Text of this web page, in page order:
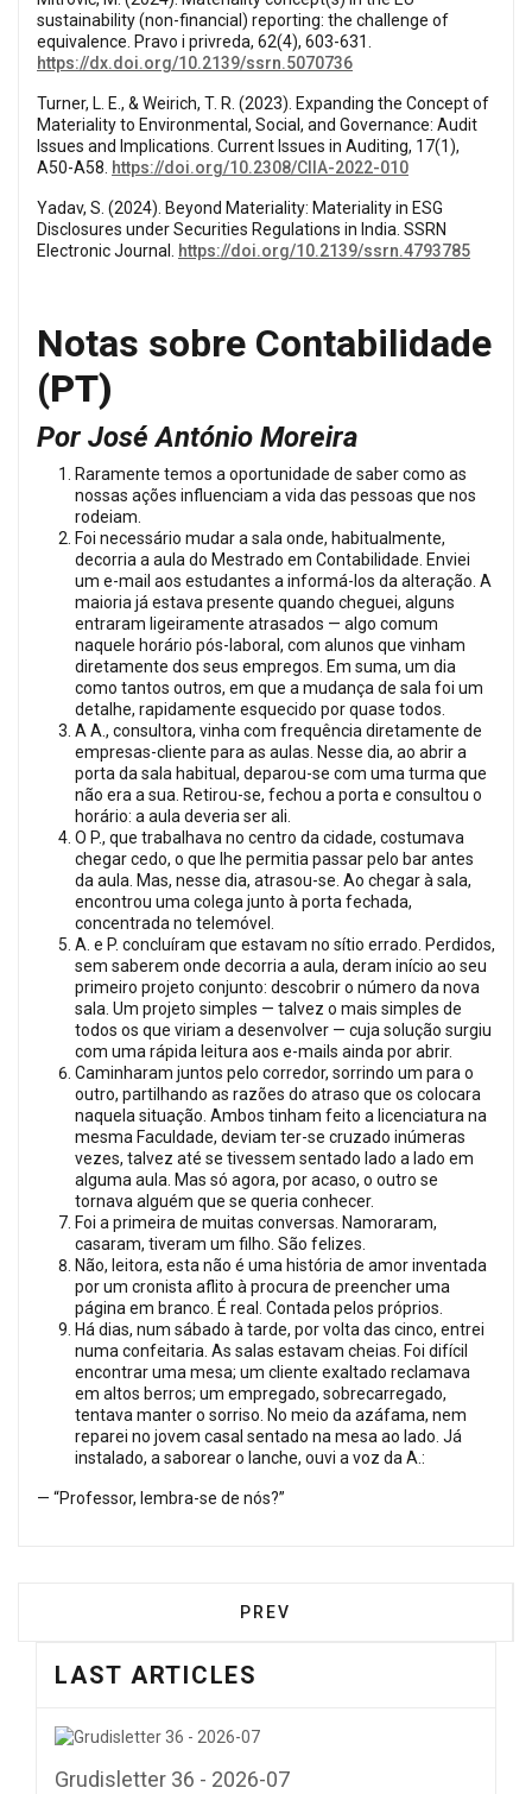
sustainability (non-financial) reporting: the challenge of
equivalence. Pravo i privreda, 62(4), 603-631.
https://dx.doi.org/10.2139/ssrn.5070736
Turner, L. E., & Weirich, T. R. (2023). Expanding the Concept of
Materiality to Environmental, Social, and Governance: Audit
Issues and Implications. Current Issues in Auditing, 17(1),
A50-A58. https://doi.org/10.2308/CIIA-2022-010
Yadav, S. (2024). Beyond Materiality: Materiality in ESG
Disclosures under Securities Regulations in India. SSRN
Electronic Journal. https://doi.org/10.2139/ssrn.4793785
Notas sobre Contabilidade
(PT)
Por José António Moreira
Raramente temos a oportunidade de saber como as
nossas ações influenciam a vida das pessoas que nos
rodeiam.
Foi necessário mudar a sala onde, habitualmente,
decorria a aula do Mestrado em Contabilidade. Enviei
um e-mail aos estudantes a informá-los da alteração. A
maioria já estava presente quando cheguei, alguns
entraram ligeiramente atrasados — algo comum
naquele horário pós-laboral, com alunos que vinham
diretamente dos seus empregos. Em suma, um dia
como tantos outros, em que a mudança de sala foi um
detalhe, rapidamente esquecido por quase todos.
A A., consultora, vinha com frequência diretamente de
empresas-cliente para as aulas. Nesse dia, ao abrir a
porta da sala habitual, deparou-se com uma turma que
não era a sua. Retirou-se, fechou a porta e consultou o
horário: a aula deveria ser ali.
O P., que trabalhava no centro da cidade, costumava
chegar cedo, o que lhe permitia passar pelo bar antes
da aula. Mas, nesse dia, atrasou-se. Ao chegar à sala,
encontrou uma colega junto à porta fechada,
concentrada no telemóvel.
A. e P. concluíram que estavam no sítio errado. Perdidos,
sem saberem onde decorria a aula, deram início ao seu
primeiro projeto conjunto: descobrir o número da nova
sala. Um projeto simples — talvez o mais simples de
todos os que viriam a desenvolver — cuja solução surgiu
com uma rápida leitura aos e-mails ainda por abrir.
Caminharam juntos pelo corredor, sorrindo um para o
outro, partilhando as razões do atraso que os colocara
naquela situação. Ambos tinham feito a licenciatura na
mesma Faculdade, deviam ter-se cruzado inúmeras
vezes, talvez até se tivessem sentado lado a lado em
alguma aula. Mas só agora, por acaso, o outro se
tornava alguém que se queria conhecer.
Foi a primeira de muitas conversas. Namoraram,
casaram, tiveram um filho. São felizes.
Não, leitora, esta não é uma história de amor inventada
por um cronista aflito à procura de preencher uma
página em branco. É real. Contada pelos próprios.
Há dias, num sábado à tarde, por volta das cinco, entrei
numa confeitaria. As salas estavam cheias. Foi difícil
encontrar uma mesa; um cliente exaltado reclamava
em altos berros; um empregado, sobrecarregado,
tentava manter o sorriso. No meio da azáfama, nem
reparei no jovem casal sentado na mesa ao lado. Já
instalado, a saborear o lanche, ouvi a voz da A.:
— “Professor, lembra-se de nós?”
PREVIOUS ARTICLE:
PREV
LAST ARTICLES
Grudisletter 36 - 2026-07